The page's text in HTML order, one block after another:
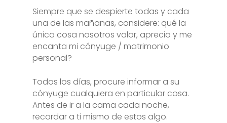
Siempre que se despierte todas y cada
una de las mañanas, considere: qué la
única cosa nosotros valor, aprecio y me
encanta mi cónyuge / matrimonio
personal?
Todos los días, procure informar a su
cónyuge cualquiera en particular cosa.
Antes de ir a la cama cada noche,
recordar a ti mismo de estos algo.